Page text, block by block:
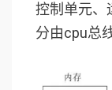
控制单元、
分由cpu总